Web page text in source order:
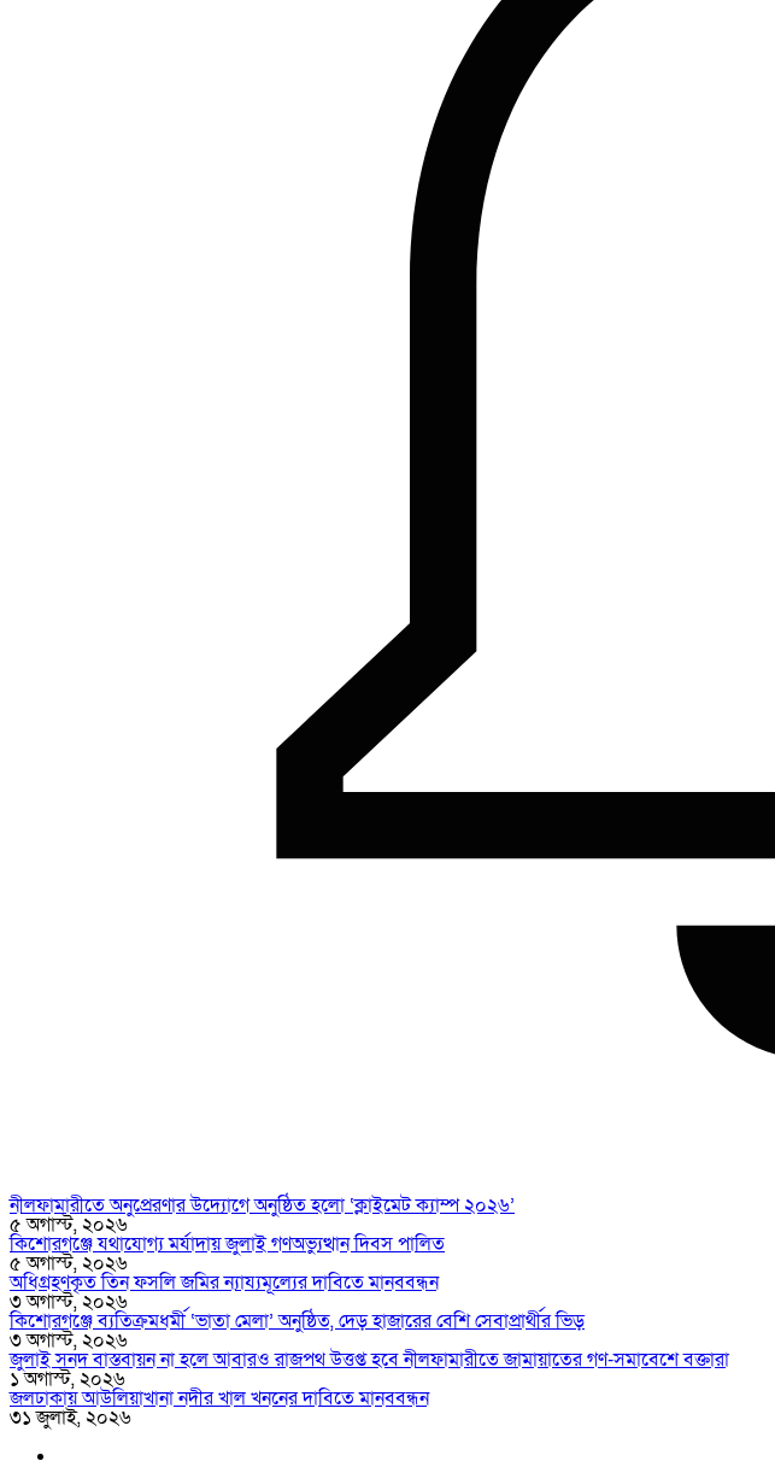
নীলফামারীতে অনুপ্রেরণার উদ্যোগে অনুষ্ঠিত হলো ‘ক্লাইমেট ক্যাম্প ২০২৬’
৫ অগাস্ট, ২০২৬
কিশোরগঞ্জে যথাযোগ্য মর্যাদায় জুলাই গণঅভ্যুত্থান দিবস পালিত
৫ অগাস্ট, ২০২৬
অধিগ্রহণকৃত তিন ফসলি জমির ন্যায্যমূল্যের দাবিতে মানববন্ধন
৩ অগাস্ট, ২০২৬
কিশোরগঞ্জে ব্যতিক্রমধর্মী ‘ভাতা মেলা’ অনুষ্ঠিত, দেড় হাজারের বেশি সেবাপ্রার্থীর ভিড়
৩ অগাস্ট, ২০২৬
জুলাই সনদ বাস্তবায়ন না হলে আবারও রাজপথ উত্তপ্ত হবে নীলফামারীতে জামায়াতের গণ-সমাবেশে বক্তারা
১ অগাস্ট, ২০২৬
জলঢাকায় আউলিয়াখানা নদীর খাল খননের দাবিতে মানববন্ধন
৩১ জুলাই, ২০২৬